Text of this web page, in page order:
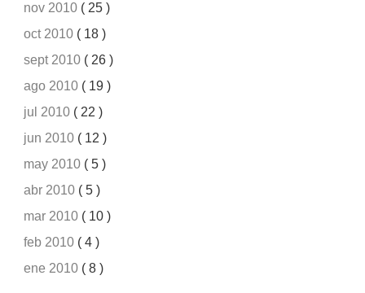
nov 2010 ( 25 )
oct 2010 ( 18 )
sept 2010 ( 26 )
ago 2010 ( 19 )
jul 2010 ( 22 )
jun 2010 ( 12 )
may 2010 ( 5 )
abr 2010 ( 5 )
mar 2010 ( 10 )
feb 2010 ( 4 )
ene 2010 ( 8 )